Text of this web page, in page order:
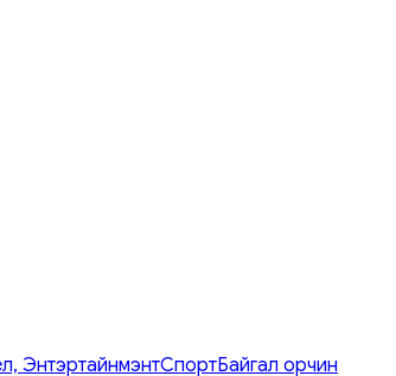
ЭнтэртайнмэнтСпортБайгал орчин